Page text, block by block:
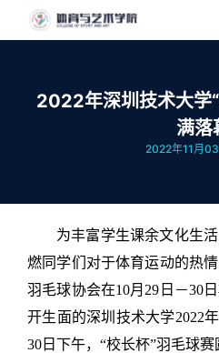
2022年深圳技术大学
满落
2022年11月
为丰富学生课余文化生
燃同学们对于体育运动的热
羽毛球协会在10月29日－30
开生面的深圳技术大学2022
30日下午，“校长杯”羽毛球赛